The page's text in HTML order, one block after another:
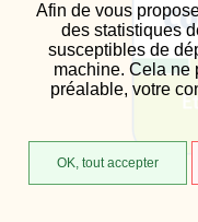
Afin de vous
des statistiques
susceptibles de
machine. Cela ne
préalable, votre
OK, tout accepter